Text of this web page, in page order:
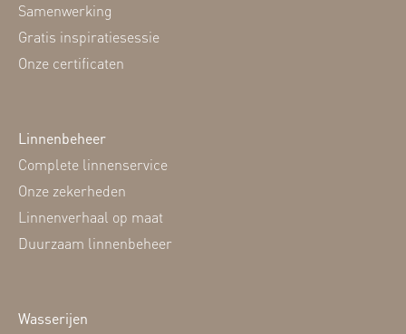
Samenwerking
Gratis inspiratiesessie
Onze certificaten
Linnenbeheer
Complete linnenservice
Onze zekerheden
Linnenverhaal op maat
Duurzaam linnenbeheer
Wasserijen